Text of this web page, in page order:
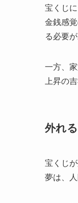
宝くじ
金銭感
る必要
一方、
上昇の
外れ
宝くじ
夢は、